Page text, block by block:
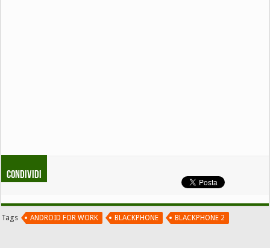
Condividi
Tags ANDROID FOR WORK BLACKPHONE BLACKPHONE 2